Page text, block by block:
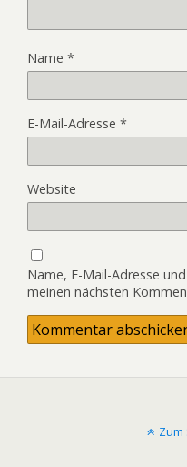
Name *
E-Mail-Adresse *
Website
Name, E-Mail-Adresse
meinen nächsten